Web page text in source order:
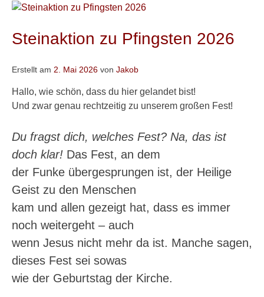
Steinaktion zu Pfingsten 2026
Erstellt am 2. Mai 2026 von Jakob
Hallo, wie schön, dass du hier gelandet bist!
Und zwar genau rechtzeitig zu unserem großen Fest!
Du fragst dich, welches Fest? Na, das ist
doch klar! Das Fest, an dem
der Funke übergesprungen ist, der Heilige
Geist zu den Menschen
kam und allen gezeigt hat, dass es immer
noch weitergeht – auch
wenn Jesus nicht mehr da ist. Manche sagen,
dieses Fest sei sowas
wie der Geburtstag der Kirche.